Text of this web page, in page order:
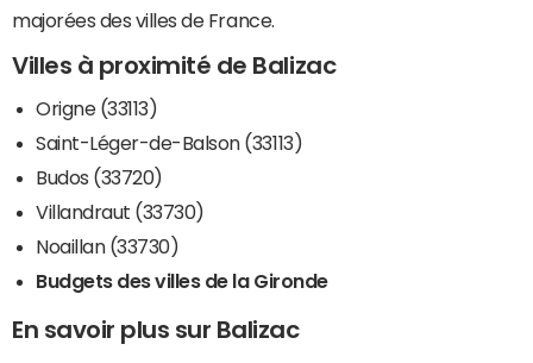
majorées des villes de France.
Villes à proximité de Balizac
Origne (33113)
Saint-Léger-de-Balson (33113)
Budos (33720)
Villandraut (33730)
Noaillan (33730)
Budgets des villes de la Gironde
En savoir plus sur Balizac